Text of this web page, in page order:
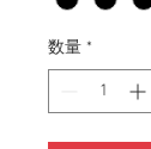
数量 *